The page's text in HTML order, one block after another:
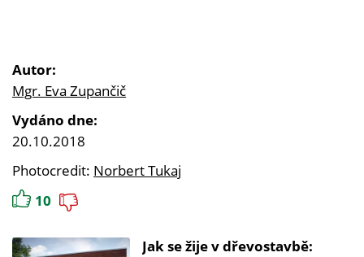
Autor:
Mgr. Eva Zupančič
Vydáno dne:
20.10.2018
Photocredit: Norbert Tukaj
10
Jak se žije v dřevostavbě: